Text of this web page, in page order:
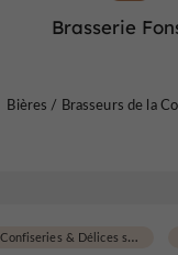
Brasserie
Bières / Brasseurs de la
Confiseries & Délices sucrés